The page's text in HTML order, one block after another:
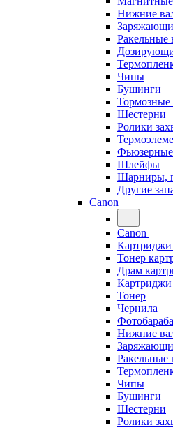
Нижние
Ракельные
Чипы
Бушинги
Шестерни
Ролики
Шлейфы
Шарниры,
Другие
Canon
Canon
Картриджи
Тонер
Драм
Тонер
Чернила
Нижние
Ракельные
Чипы
Бушинги
Шестерни
Ролики